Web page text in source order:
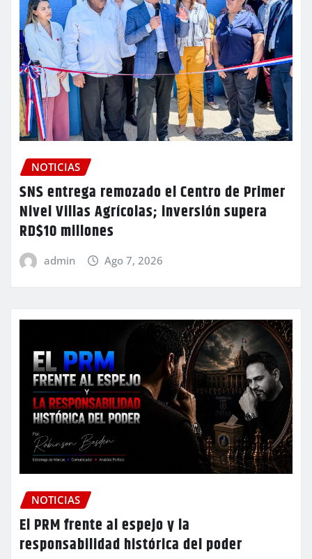
NOTICIAS
SNS entrega remozado el Centro de Primer
Nivel Villas Agrícolas; inversión supera
RD$10 millones
admin Ago 7, 2026
NOTICIAS
El PRM frente al espejo y la
responsabilidad histórica del poder